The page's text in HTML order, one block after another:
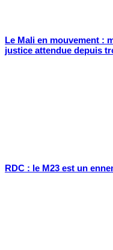
Le Mali en mouvement :
justice attendue depuis
RDC : le M23 est un